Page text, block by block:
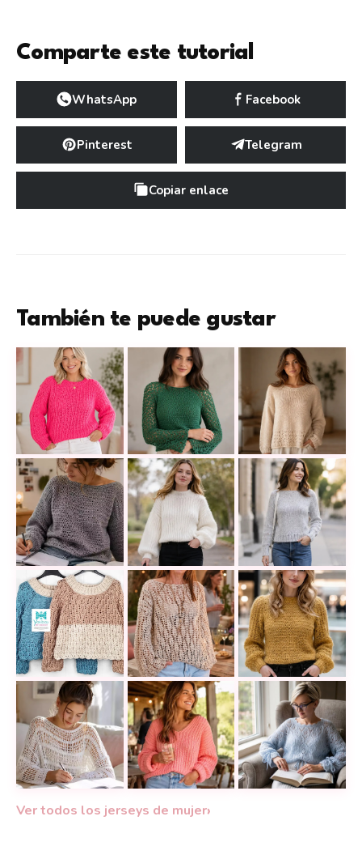
Comparte este tutorial
WhatsApp Facebook
Pinterest Telegram
Copiar enlace
También te puede gustar
Suéter Lovely a ganchillo, una prenda delicada
Blusa Edera a crochet: un diseño
El suéter top
Teje el sweater Adler a crochet y crea una prenda
Jersey Suspiro a crochet: una
Un suéter tejido a
Cómo tejer jersey de encaje con escote anatómico
Cómo hacer un suéter boho a
Suéter Giorgio de
Tutorial de ganchillo: Crea el suéter Bianca de
Teje un jersey de estilo relajado y
Cómo tejer un
Ver todos los jerseys de mujer›